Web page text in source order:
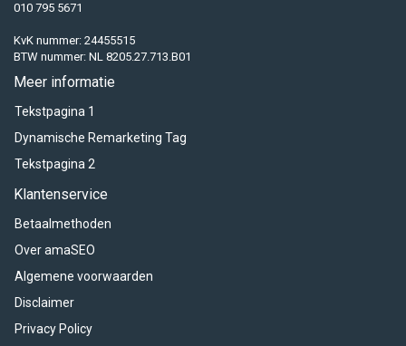
010 795 5671
KvK nummer: 24455515
BTW nummer: NL 8205.27.713.B01
Meer informatie
Tekstpagina 1
Dynamische Remarketing Tag
Tekstpagina 2
Klantenservice
Betaalmethoden
Over amaSEO
Algemene voorwaarden
Disclaimer
Privacy Policy